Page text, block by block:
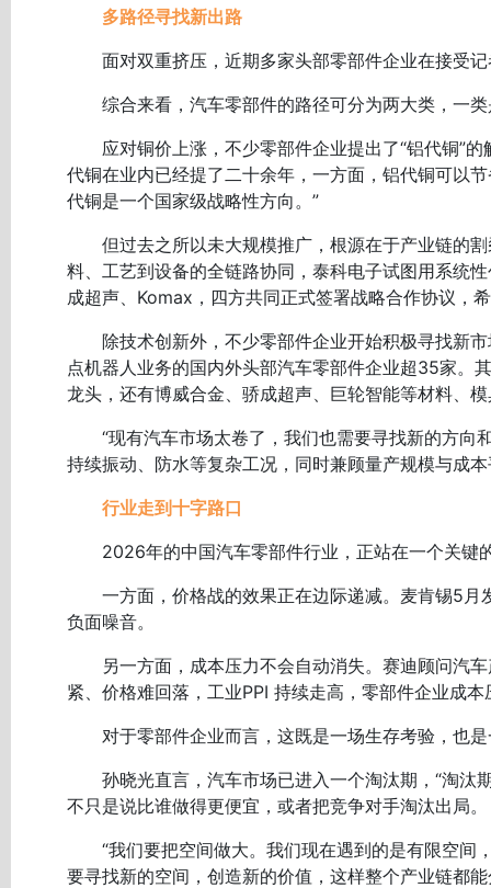
多路径寻找新出路
面对双重挤压，近期多家头部零部件企业在接受记
综合来看，汽车零部件的路径可分为两大类，一类
应对铜价上涨，不少零部件企业提出了“铝代铜”的
代铜在业内已经提了二十余年，一方面，铝代铜可以
代铜是一个国家级战略性方向。”
但过去之所以未大规模推广，根源在于产业链的割
料、工艺到设备的全链路协同，泰科电子试图用系统
成超声、Komax，四方共同正式签署战略合作协议，
除技术创新外，不少零部件企业开始积极寻找新市
点机器人业务的国内外头部汽车零部件企业超35家。
龙头，还有博威合金、骄成超声、巨轮智能等材料、
“现有汽车市场太卷了，我们也需要寻找新的方向
持续振动、防水等复杂工况，同时兼顾量产规模与成
行业走到十字路口
2026年的中国汽车零部件行业，正站在一个关键
一方面，价格战的效果正在边际递减。麦肯锡5月
负面噪音。
另一方面，成本压力不会自动消失。赛迪顾问汽车
紧、价格难回落，工业PPI 持续走高，零部件企业成
对于零部件企业而言，这既是一场生存考验，也是
孙晓光直言，汽车市场已进入一个淘汰期，“淘汰
不只是说比谁做得更便宜，或者把竞争对手淘汰出局。
“我们要把空间做大。我们现在遇到的是有限空间，
要寻找新的空间，创造新的价值，这样整个产业链都